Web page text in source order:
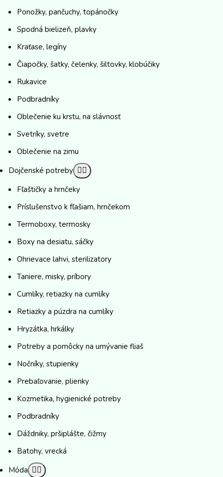
Ponožky, pančuchy, topánočky
Spodná bielizeň, plavky
Kraťase, legíny
Čiapočky, šatky, čelenky, šiltovky, klobúčiky
Rukavice
Podbradníky
Oblečenie ku krstu, na slávnosť
Svetríky, svetre
Oblečenie na zimu
Dojčenské potreby
Fľaštičky a hrnčeky
Príslušenstvo k fľašiam, hrnčekom
Termoboxy, termosky
Boxy na desiatu, sáčky
Ohrievace lahvi, sterilizatory
Taniere, misky, príbory
Cumlíky, retiazky na cumlíky
Retiazky a púzdra na cumlíky
Hryzátka, hrkálky
Potreby a pomôcky na umývanie fliaš
Nočníky, stupienky
Prebaľovanie, plienky
Kozmetika, hygienické potreby
Podbradníky
Dáždniky, pršiplášte, čižmy
Batohy, vrecká
Móda